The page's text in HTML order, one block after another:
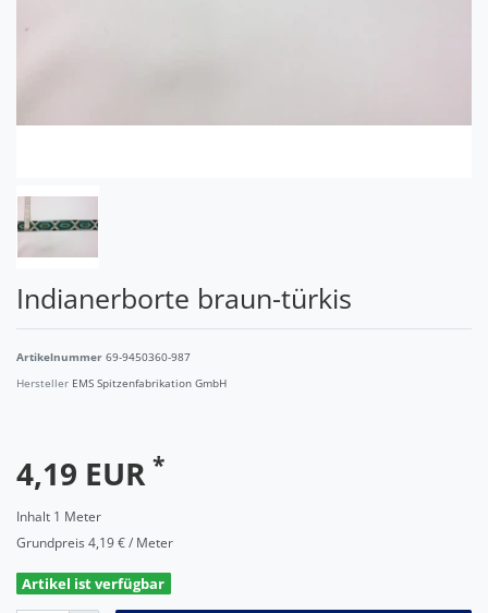
Indianerborte braun-türkis
Artikelnummer 69-9450360-987
Hersteller EMS Spitzenfabrikation GmbH
4,19 EUR *
Inhalt 1 Meter
Grundpreis 4,19 € / Meter
Artikel ist verfügbar